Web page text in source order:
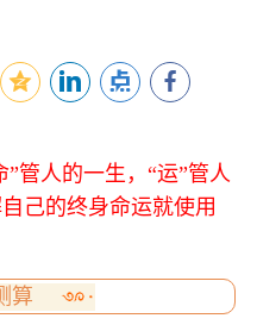
管人的一生，“运”管人
己的终身命运就使用
算